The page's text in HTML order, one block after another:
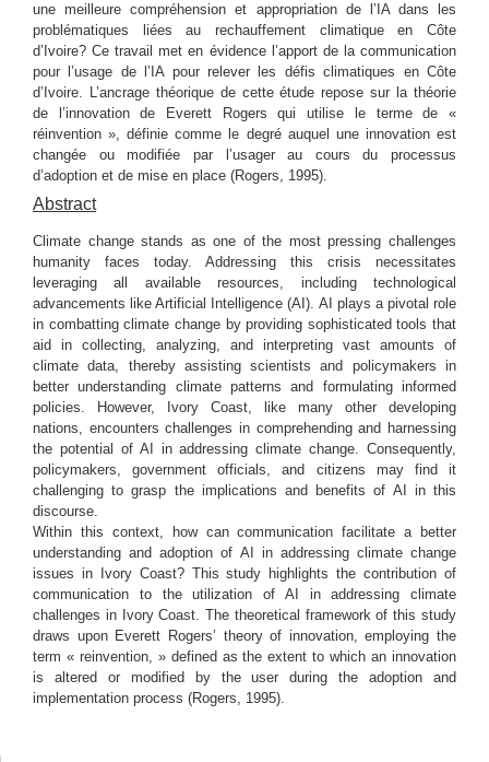
une meilleure compréhension et appropriation de l’IA dans les
problématiques liées au rechauffement climatique en Côte
d’Ivoire? Ce travail met en évidence l’apport de la communication
pour l’usage de l’IA pour relever les défis climatiques en Côte
d’Ivoire. L’ancrage théorique de cette étude repose sur la théorie
de l’innovation de Everett Rogers qui utilise le terme de «
réinvention », définie comme le degré auquel une innovation est
changée ou modifiée par l’usager au cours du processus
d’adoption et de mise en place (Rogers, 1995).
Abstract
Climate change stands as one of the most pressing challenges
humanity faces today. Addressing this crisis necessitates
leveraging all available resources, including technological
advancements like Artificial Intelligence (AI). AI plays a pivotal role
in combatting climate change by providing sophisticated tools that
aid in collecting, analyzing, and interpreting vast amounts of
climate data, thereby assisting scientists and policymakers in
better understanding climate patterns and formulating informed
policies. However, Ivory Coast, like many other developing
nations, encounters challenges in comprehending and harnessing
the potential of AI in addressing climate change. Consequently,
policymakers, government officials, and citizens may find it
challenging to grasp the implications and benefits of AI in this
discourse.
Within this context, how can communication facilitate a better
understanding and adoption of AI in addressing climate change
issues in Ivory Coast? This study highlights the contribution of
communication to the utilization of AI in addressing climate
challenges in Ivory Coast. The theoretical framework of this study
draws upon Everett Rogers’ theory of innovation, employing the
term « reinvention, » defined as the extent to which an innovation
is altered or modified by the user during the adoption and
implementation process (Rogers, 1995).